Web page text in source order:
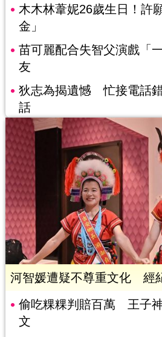
木木林葦妮26歲生日！許
金」
苗可麗配合失智父演戲「
友
狄志為揭遺憾 忙接電話
話
河智媛遭疑不尊重文化 經
偷吃粿粿判賠百萬 王子
文